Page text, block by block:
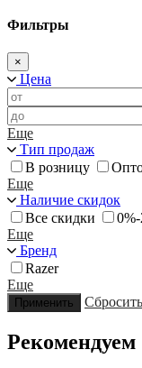
Фильтры
×
Цена
Еще
Тип продаж
В розницу
Еще
Наличие скидок
Все скидки
Еще
Бренд
Razer
Еще
Применить Сбросить
Рекомендуем